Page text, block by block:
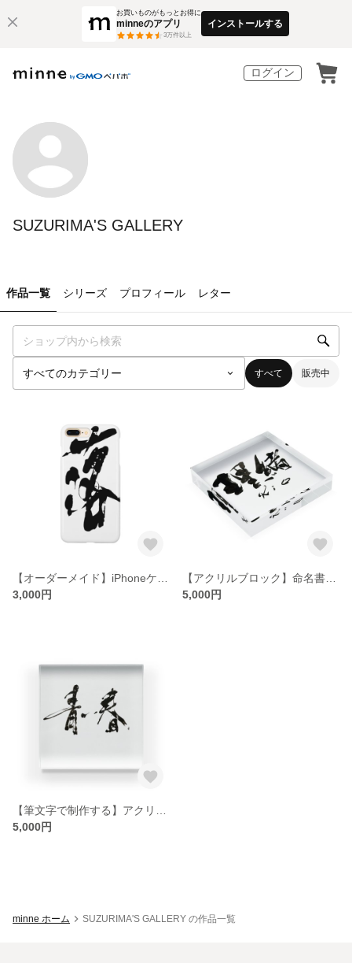
お買いものがもっとお得に
minneのアプリ
3万件以上
インストールする
ログイン
SUZURIMA'S GALLERY
作品一覧 シリーズ プロフィール レター
すべて 販売中
3,000円
5,000円
5,000円
minne ホーム SUZURIMA'S GALLERY の作品一覧